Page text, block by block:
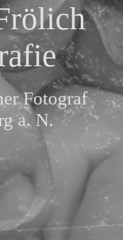
Fotograf
a. N.